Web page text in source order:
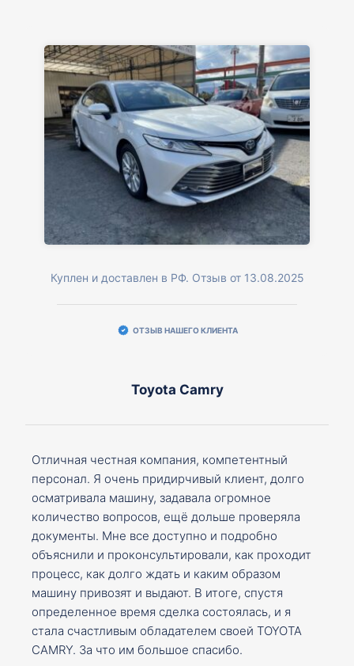
Куплен и доставлен в РФ. Отзыв от 13.08.2025
ОТЗЫВ НАШЕГО КЛИЕНТА
Toyota Camry
Отличная честная компания, компетентный
персонал. Я очень придирчивый клиент, долго
осматривала машину, задавала огромное
количество вопросов, ещё дольше проверяла
документы. Мне все доступно и подробно
объяснили и проконсультировали, как проходит
процесс, как долго ждать и каким образом
машину привозят и выдают. В итоге, спустя
определенное время сделка состоялась, и я
стала счастливым обладателем своей TOYOTA
CAMRY. За что им большое спасибо.